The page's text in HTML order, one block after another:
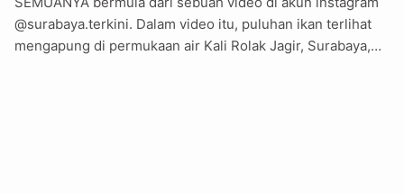
@surabaya.terkini. Dalam video itu, puluhan ikan terlihat
mengapung di permukaan air Kali Rolak Jagir, Surabaya,